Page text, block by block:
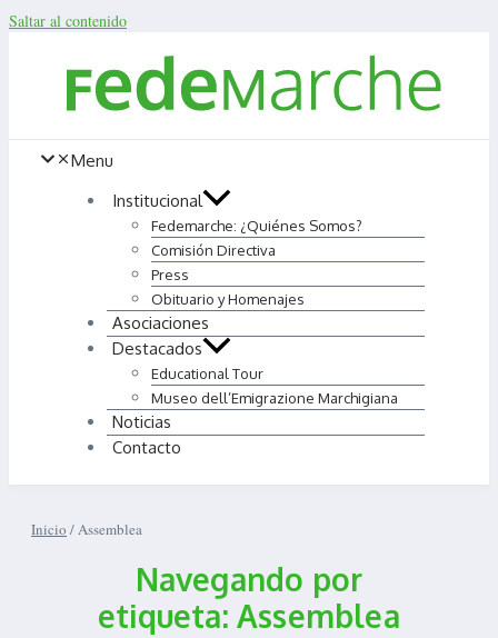
Saltar al contenido
Menu
Institucional
Fedemarche: ¿Quiénes Somos?
Comisión Directiva
Press
Obituario y Homenajes
Asociaciones
Destacados
Educational Tour
Museo dell’Emigrazione Marchigiana
Noticias
Contacto
Inicio /Assemblea
Navegando por
etiqueta: Assemblea